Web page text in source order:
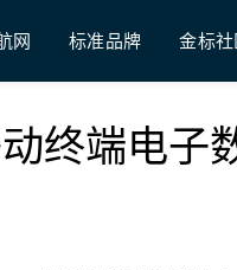
网 标准品牌 金标社
终端电子